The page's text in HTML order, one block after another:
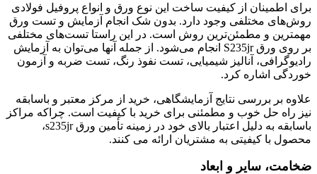
برای اطمینان از کیفیت ساخت این نوع ورق و انواع پروفیل فولادی
روش‌های مختلفی وجود دارد. بدون شک انجام آزمایش و تست ورق
مهمترین و مطمئن‌ترین روش است. در این راستا تست‌های مختلفی
بر روی ورق S235jr انجام می‌شود. از جمله آنها می‌توان به آزمایش
رادیوگرافی، آنالیز شیمیایی، تست نفوذ رنگ، تست ضربه و آزمون
خوردگی اشاره کرد.
علاوه بر بررسی نتایج آزمایشگاهی، خرید از مرکز معتبر و باسابقه
نیز راه حل خوب و مطمئنی برای خرید با کیفیت است. چراکه مراکز
باسابقه به دلیل اعتبار بالای خود در زمینه تأمین ورق s235jr،
محصول با کیفیتی به مشتریان ارائه می کنند.
ضخامت، سایر و ابعاد